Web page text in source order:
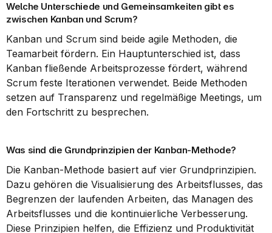
Welche Unterschiede und Gemeinsamkeiten gibt es
zwischen Kanban und Scrum?
Kanban und Scrum sind beide agile Methoden, die
Teamarbeit fördern. Ein Hauptunterschied ist, dass
Kanban fließende Arbeitsprozesse fördert, während
Scrum feste Iterationen verwendet. Beide Methoden
setzen auf Transparenz und regelmäßige Meetings, um
den Fortschritt zu besprechen.
Was sind die Grundprinzipien der Kanban-Methode?
Die Kanban-Methode basiert auf vier Grundprinzipien.
Dazu gehören die Visualisierung des Arbeitsflusses, das
Begrenzen der laufenden Arbeiten, das Managen des
Arbeitsflusses und die kontinuierliche Verbesserung.
Diese Prinzipien helfen, die Effizienz und Produktivität